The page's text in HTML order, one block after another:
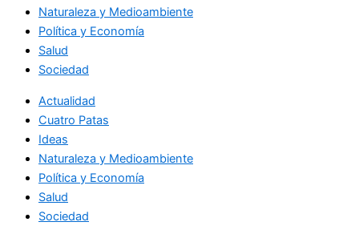
Naturaleza y Medioambiente
Política y Economía
Salud
Sociedad
Actualidad
Cuatro Patas
Ideas
Naturaleza y Medioambiente
Política y Economía
Salud
Sociedad